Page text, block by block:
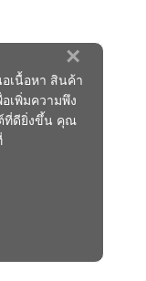
×
อเนื้อหา สินค้า
เพิ่มความพึง
ที่ดียิ่งขึ้น คุณ